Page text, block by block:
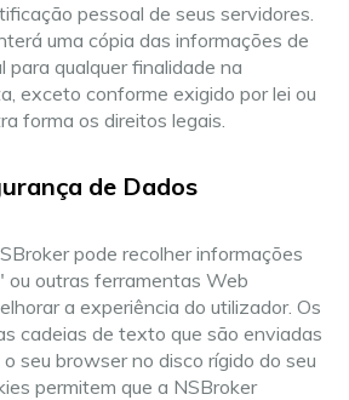
pessoal de seus servidores.
uma cópia das informações de
qualquer finalidade na
exceto conforme exigido por lei ou
forma os direitos legais.
de Dados
pode recolher informações
outras ferramentas Web
a experiência do utilizador. Os
cadeias de texto que são enviadas
seu browser no disco rígido do seu
permitem que a NSBroker